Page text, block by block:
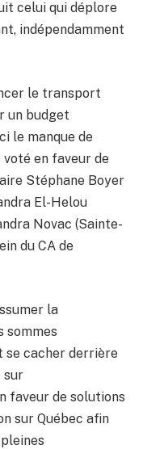
celui qui déplore
indépendamment
le transport
un budget
le manque de
en faveur de
Stéphane Boyer
El-Helou
Novac (Sainte-
du CA de
la
sommes
se cacher derrière
sur
faveur de solutions
sur Québec afin